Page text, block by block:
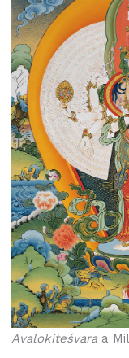
Avalokiteśvaraa